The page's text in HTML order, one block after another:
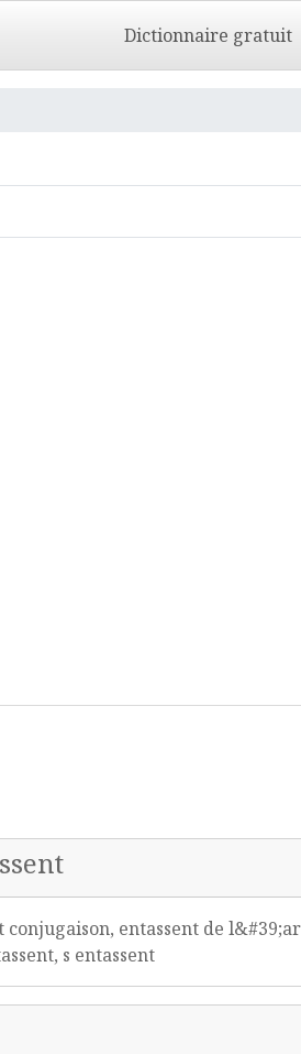
Dictionnaire gratuit
entassent de
s entassent